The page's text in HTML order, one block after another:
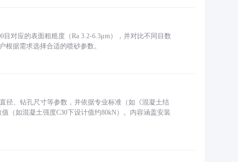
对应的表面粗糙度（Ra 3.2-6.3μm），并对比不同目数
根据需求选择合适的喷砂参数。
径、钻孔尺寸等参数，并依据专业标准（如《混凝土结
（如混凝土强度C30下设计值约80kN）。内容涵盖安装